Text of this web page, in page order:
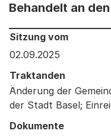
Behandelt an
Behandelt an den
Sitzung vom
02.09.2025
Traktanden
Änderung der
der Stadt Basel;
Dokumente